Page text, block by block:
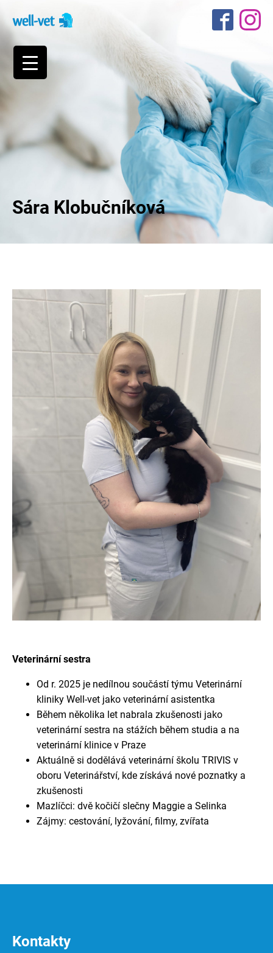
Sára Klobučníková
Veterinární sestra
Od r. 2025 je nedílnou součástí týmu Veterinární
kliniky Well-vet jako veterinární asistentka
Během několika let nabrala zkušenosti jako
veterinární sestra na stážích během studia a na
veterinární klinice v Praze
Aktuálně si dodělává veterinární školu TRIVIS v
oboru Veterinářství, kde získává nové poznatky a
zkušenosti
Mazlíčci: dvě kočičí slečny Maggie a Selinka
Zájmy: cestování, lyžování, filmy, zvířata
Kontakty